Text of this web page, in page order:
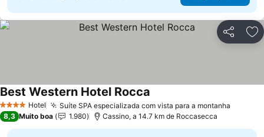
Partilhar
4 EstrelasHotel Suíte SPA especializada com vista para a montanha
Best Western Hotel Rocca
8,3 Muito boa 1.980 Cassino, a 14.7 km de Roccasecca